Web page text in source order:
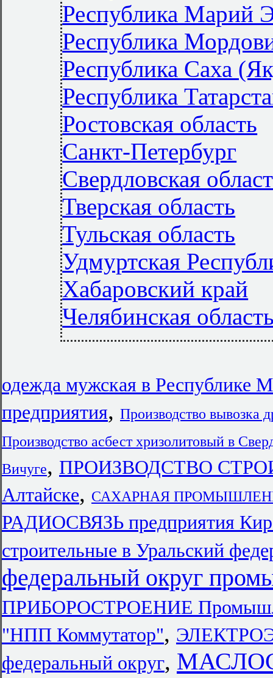
Республика Марий
Республика
Республика Саха
Республика
Ростовская область
Санкт-Петербург
Свердловская
Тверская область
Тульская область
Удмуртская
Хабаровский край
Челябинская
одежда мужская в Республике
предприятия, Производство вывозка
Производство асбест хризолитовый в
Вичуге, ПРОИЗВОДСТВО
Алтайске, САХАРНАЯ
РАДИОСВЯЗЬ предприятия
строительные в Уральский
федеральный округ
ПРИБОРОСТРОЕНИЕ
"НПП Коммутатор",
федеральный округ,